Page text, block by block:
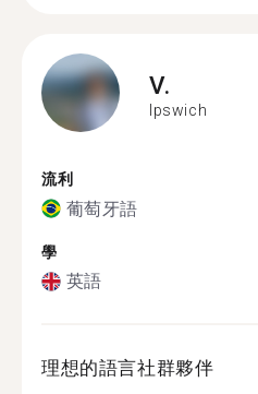
V.
Ipswich
流利
葡萄牙語
學
英語
理想的語言社群夥伴